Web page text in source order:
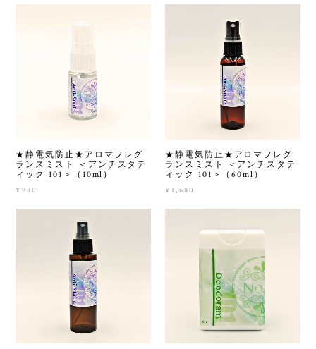
★静電気防止★アロマフレグ
ランスミスト ＜アンチスタテ
ィック 101＞（10ml）
¥980
★静電気防止★アロマフレグ
ランスミスト ＜アンチスタテ
ィック 101＞（60ml）
¥1,680